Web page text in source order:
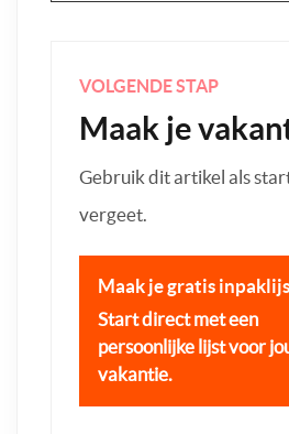
VOLGENDE STAP
Maak je
Gebruik dit artikel als
vergeet.
Maak je gratis
Start direct met een
persoonlijke lijst voor
vakantie.